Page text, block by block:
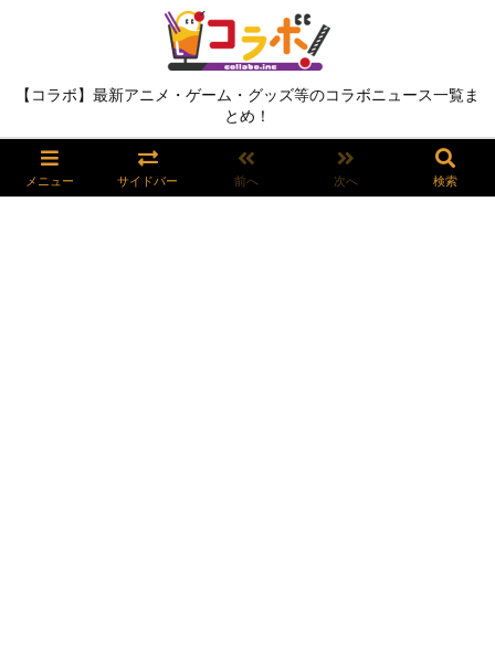
【コラボ】最新アニメ・ゲーム・グッズ等のコラボニュース一覧ま
とめ！
メニュー サイドバー 前へ 次へ 検索